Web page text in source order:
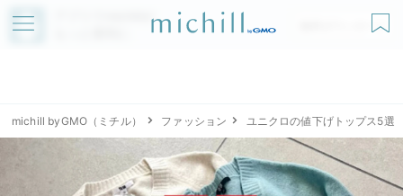
アプリでmichillが
無料ダウンロード
michill byGMO（ミチル） ファッション ユニクロの値下げトップス5選